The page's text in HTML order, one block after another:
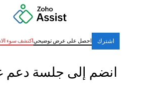
اشترك احصل على عرض توضيحياكتشف سوء
انضم إلى جلسة دعم